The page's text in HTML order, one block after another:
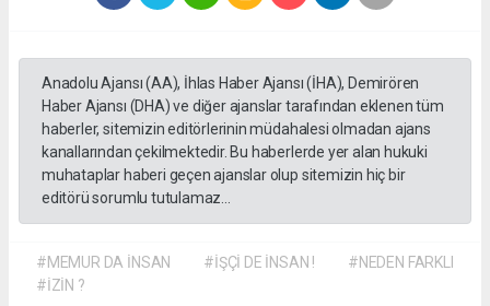
Anadolu Ajansı (AA), İhlas Haber Ajansı (İHA), Demirören
Haber Ajansı (DHA) ve diğer ajanslar tarafından eklenen tüm
haberler, sitemizin editörlerinin müdahalesi olmadan ajans
kanallarından çekilmektedir. Bu haberlerde yer alan hukuki
muhataplar haberi geçen ajanslar olup sitemizin hiç bir
editörü sorumlu tutulamaz...
#MEMUR DA İNSAN #İŞÇİ DE İNSAN !
#NEDEN FARKLI
#İZİN ?